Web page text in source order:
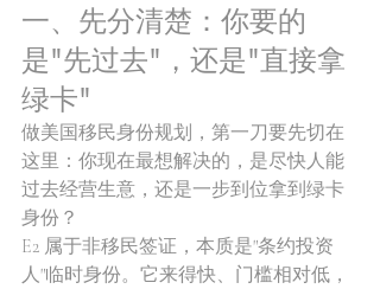
一、先分清楚：你要的
是"先过去"，还是"直接拿
绿卡"
做美国移民身份规划，第一刀要先切在
这里：你现在最想解决的，是尽快人能
过去经营生意，还是一步到位拿到绿卡
身份？
E2 属于非移民签证，本质是"条约投资
人"临时身份。它来得快、门槛相对低，